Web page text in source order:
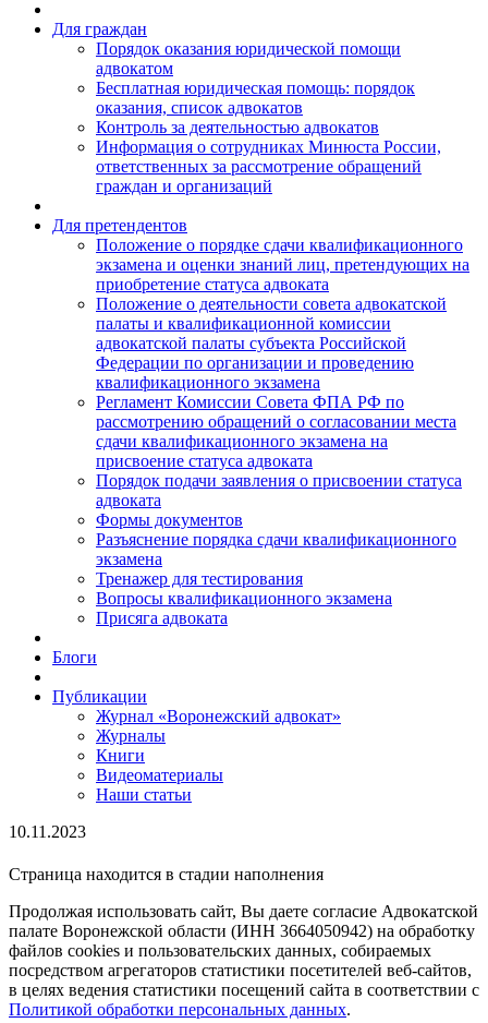
Для граждан
Порядок оказания юридической помощи
адвокатом
Бесплатная юридическая помощь: порядок
оказания, список адвокатов
Контроль за деятельностью адвокатов
Информация о сотрудниках Минюста России,
ответственных за рассмотрение обращений
граждан и организаций
Для претендентов
Положение о порядке сдачи квалификационного
экзамена и оценки знаний лиц, претендующих на
приобретение статуса адвоката
Положение о деятельности совета адвокатской
палаты и квалификационной комиссии
адвокатской палаты субъекта Российской
Федерации по организации и проведению
квалификационного экзамена
Регламент Комиссии Совета ФПА РФ по
рассмотрению обращений о согласовании места
сдачи квалификационного экзамена на
присвоение статуса адвоката
Порядок подачи заявления о присвоении статуса
адвоката
Формы документов
Разъяснение порядка сдачи квалификационного
экзамена
Тренажер для тестирования
Вопросы квалификационного экзамена
Присяга адвоката
Блоги
Публикации
Журнал «Воронежский адвокат»
Журналы
Книги
Видеоматериалы
Наши статьи
10.11.2023
Страница находится в стадии наполнения
Продолжая использовать сайт, Вы даете согласие Адвокатской
палате Воронежской области (ИНН 3664050942) на обработку
файлов cookies и пользовательских данных, собираемых
посредством агрегаторов статистики посетителей веб-сайтов,
в целях ведения статистики посещений сайта в соответствии с
Политикой обработки персональных данных.